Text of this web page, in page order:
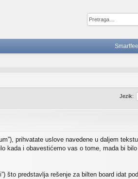
B
Jezik:
prihvatate uslove navedene u daljem
kada i obavestićemo vas o tome, mada bi
što predstavlja rešenje za bilten board idat